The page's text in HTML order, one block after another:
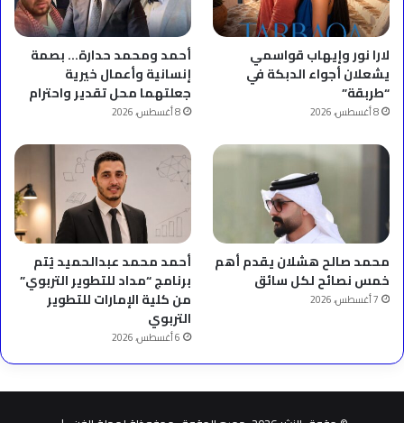
لارا نور وإيهاب قواسمي
يشعلان أجواء الدبكة في
“طربقة”
8 أغسطس، 2026
أحمد ومحمد حدارة… بصمة
إنسانية وأعمال خيرية
جعلتهما محل تقدير واحترام
8 أغسطس، 2026
محمد صالح هشلان يقدم أهم
خمس نصائح لكل سائق
7 أغسطس، 2026
أحمد محمد عبدالحميد يُتم
برنامج “مداد للتطوير التربوي”
من كلية الإمارات للتطوير
التربوي
6 أغسطس، 2026